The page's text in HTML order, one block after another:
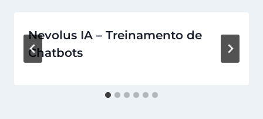
Nevolus IA – Treinamento de
Chatbots